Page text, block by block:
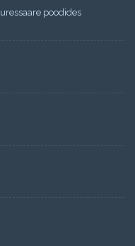
poodides